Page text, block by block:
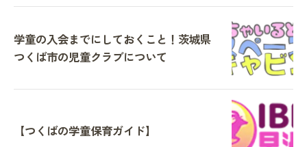
学童の入会までにしておくこと！茨城県
つくば市の児童クラブについて
【つくばの学童保育ガイド】